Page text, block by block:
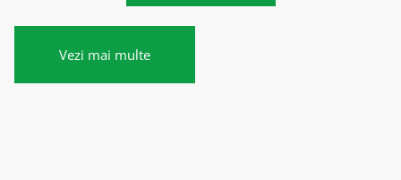
Vezi mai multe